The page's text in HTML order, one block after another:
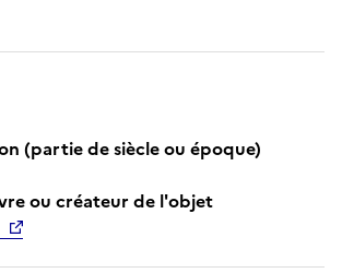
(partie de siècle ou époque)
ou créateur de l'objet